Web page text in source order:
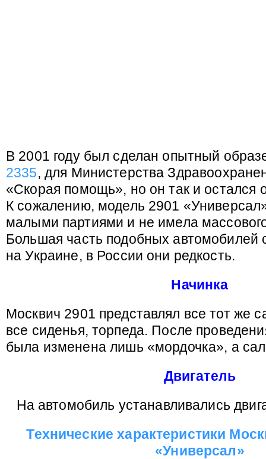
В 2001 году был сделан опытный
2335, для Министерства
«Скорая помощь», но он так и остался
К сожалению, модель 2901
малыми партиями и не имела
Большая часть подобных автомобилей
на Украине, в России они редкость.
Начинка
Москвич 2901 представлял все тот же
все сиденья, торпеда. После
была изменена лишь «мордочка», а
Двигатель
На автомобиль устанавливались
Технические характеристики
«Универсал»